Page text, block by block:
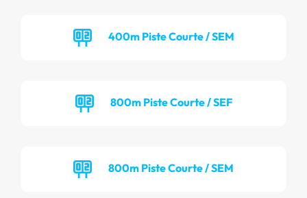
400m Piste Courte / SEM
800m Piste Courte / SEF
800m Piste Courte / SEM